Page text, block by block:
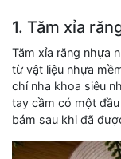
1. Tăm xỉa
Tăm xỉa răng nhựa
từ vật liệu nhựa
chỉ nha khoa siêu
tay cầm có một
bám sau khi đã